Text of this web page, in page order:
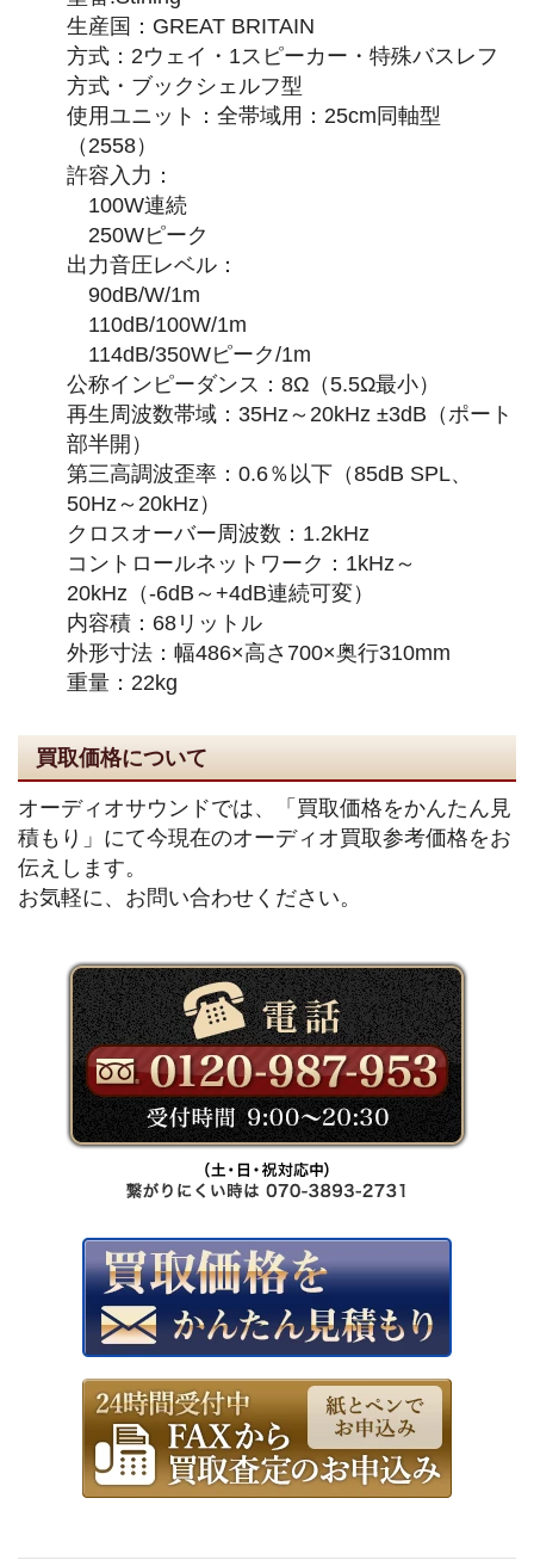
生産国：GREAT BRITAIN
方式：2ウェイ・1スピーカー・特殊バスレフ
方式・ブックシェルフ型
使用ユニット：全帯域用：25cm同軸型
（2558）
許容入力：
100W連続
250Wピーク
出力音圧レベル：
90dB/W/1m
110dB/100W/1m
114dB/350Wピーク/1m
公称インピーダンス：8Ω（5.5Ω最小）
再生周波数帯域：35Hz～20kHz ±3dB（ポート
部半開）
第三高調波歪率：0.6％以下（85dB SPL、
50Hz～20kHz）
クロスオーバー周波数：1.2kHz
コントロールネットワーク：1kHz～
20kHz（-6dB～+4dB連続可変）
内容積：68リットル
外形寸法：幅486×高さ700×奥行310mm
重量：22kg
買取価格について
オーディオサウンドでは、「買取価格をかんたん見
積もり」にて今現在のオーディオ買取参考価格をお
伝えします。
お気軽に、お問い合わせください。